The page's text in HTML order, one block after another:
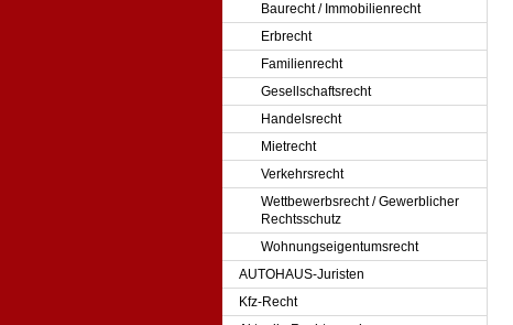
Baurecht / Immobilienrecht
Erbrecht
Familienrecht
Gesellschaftsrecht
Handelsrecht
Mietrecht
Verkehrsrecht
Wettbewerbsrecht / Gewerblicher
Rechtsschutz
Wohnungseigentumsrecht
AUTOHAUS-Juristen
Kfz-Recht